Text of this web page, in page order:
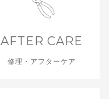
AFTER CARE
修理・アフターケア